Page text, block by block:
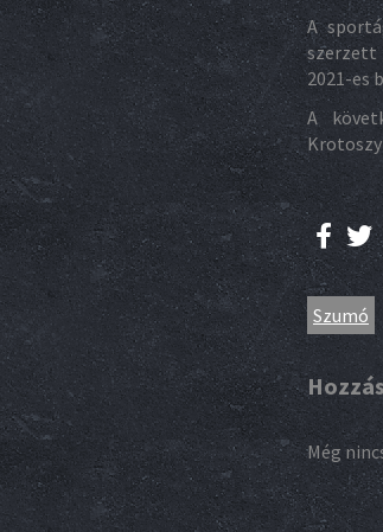
A
szerzett
2021-es
A
Szumó
Még